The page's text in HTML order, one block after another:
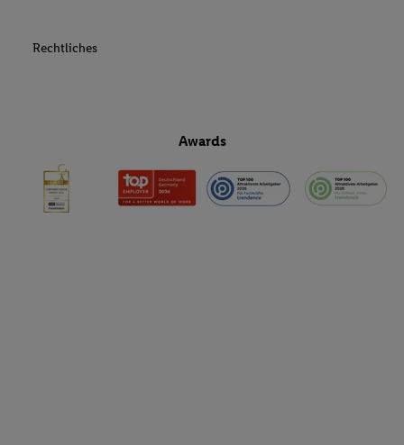
Rechtliches
Awards